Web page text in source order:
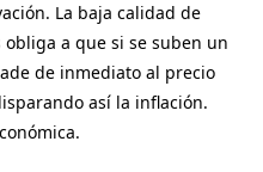
La baja calidad de
a que si se suben un
de inmediato al precio
así la inflación.